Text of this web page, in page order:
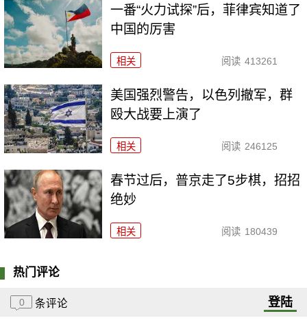
一番“火力试探”后，菲律宾知道了
中国的厉害
相关 阅读 413261
美国强烈警告，以色列撤军，群
殴大战要上演了
相关 阅读 246125
春节过后，普京走了5步棋，招招
绝妙
相关 阅读 180439
热门评论
0 条评论 登陆